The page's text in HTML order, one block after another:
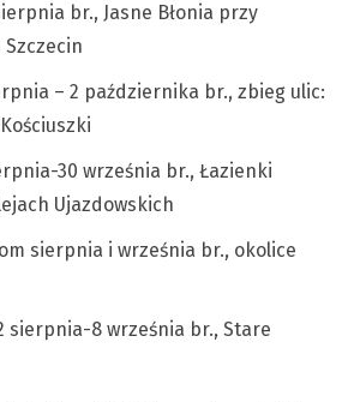
br., Jasne Błonia przy
– 2 października br., zbieg ulic:
30 września br., Łazienki
Ujazdowskich
sierpnia i września br., okolice
sierpnia-8 września br., Stare